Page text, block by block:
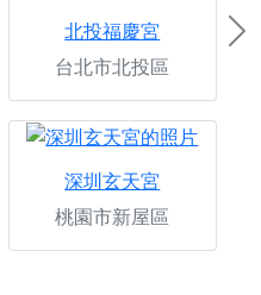
北投福慶宮
台北市北投區
深圳玄天宮
桃園市新屋區